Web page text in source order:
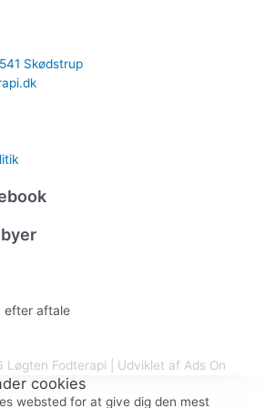
Skødstrup
efter aftale
Fodterapi | Udviklet af Ads On
cookies
websted for at give dig den mest